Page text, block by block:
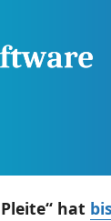
hat